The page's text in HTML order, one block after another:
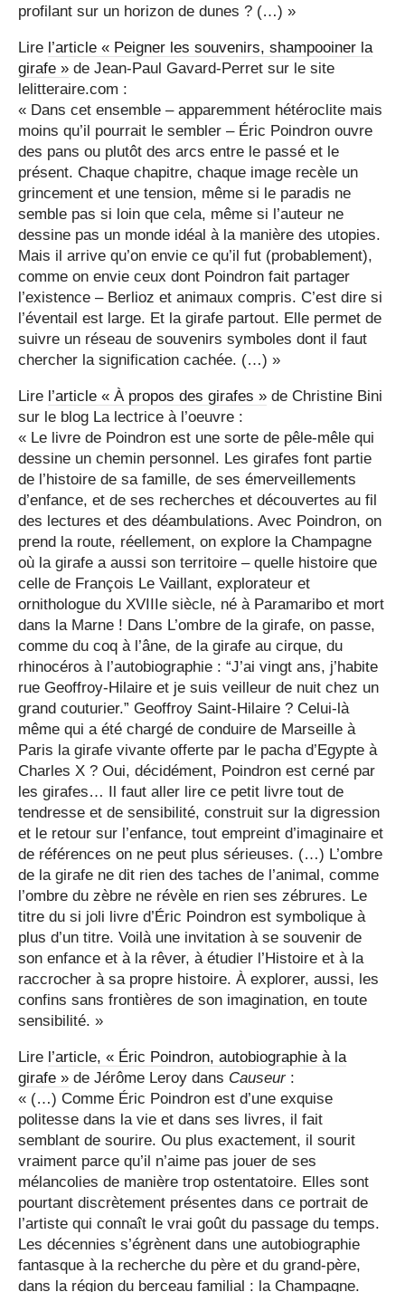
profilant sur un horizon de dunes ? (…) »
Lire l’article « Peigner les souvenirs, shampooiner la
girafe » de Jean-Paul Gavard-Perret sur le site
lelitteraire.com :
« Dans cet ensemble – apparemment hétéroclite mais
moins qu’il pourrait le sembler – Éric Poin­dron ouvre
des pans ou plutôt des arcs entre le passé et le
présent. Chaque chapitre, chaque image recèle un
grincement et une tension, même si le paradis ne
semble pas si loin que cela, même si l’auteur ne
dessine pas un monde idéal à la manière des utopies.
Mais il arrive qu’on envie ce qu’il fut (probablement),
comme on envie ceux dont Poin­dron fait partager
l’existence – Berlioz et animaux compris. C’est dire si
l’éventail est large. Et la girafe partout. Elle permet de
suivre un réseau de sou­ve­nirs symboles dont il faut
chercher la signification cachée. (…) »
Lire l’article « À propos des girafes » de Christine Bini
sur le blog La lectrice à l’oeuvre :
« Le livre de Poindron est une sorte de pêle-mêle qui
dessine un chemin personnel. Les girafes font partie
de l’histoire de sa famille, de ses émerveillements
d’enfance, et de ses recherches et découvertes au fil
des lectures et des déambulations. Avec Poindron, on
prend la route, réellement, on explore la Champagne
où la girafe a aussi son territoire – quelle histoire que
celle de François Le Vaillant, explorateur et
ornithologue du XVIIIe siècle, né à Paramaribo et mort
dans la Marne ! Dans L’ombre de la girafe, on passe,
comme du coq à l’âne, de la girafe au cirque, du
rhinocéros à l’autobiographie : “J’ai vingt ans, j’habite
rue Geoffroy-Hilaire et je suis veilleur de nuit chez un
grand couturier.” Geoffroy Saint-Hilaire ? Celui-là
même qui a été chargé de conduire de Marseille à
Paris la girafe vivante offerte par le pacha d’Egypte à
Charles X ? Oui, décidément, Poindron est cerné par
les girafes… Il faut aller lire ce petit livre tout de
tendresse et de sensibilité, construit sur la digression
et le retour sur l’enfance, tout empreint d’imaginaire et
de références on ne peut plus sérieuses. (…) L’ombre
de la girafe ne dit rien des taches de l’animal, comme
l’ombre du zèbre ne révèle en rien ses zébrures. Le
titre du si joli livre d’Éric Poindron est symbolique à
plus d’un titre. Voilà une invitation à se souvenir de
son enfance et à la rêver, à étudier l’Histoire et à la
raccrocher à sa propre histoire. À explorer, aussi, les
confins sans frontières de son imagination, en toute
sensibilité. »
Lire l’article, « Éric Poindron, autobiographie à la
girafe » de Jérôme Leroy dans Causeur:
« (…) Comme Éric Poindron est d’une exquise
politesse dans la vie et dans ses livres, il fait
semblant de sourire. Ou plus exactement, il sourit
vraiment parce qu’il n’aime pas jouer de ses
mélancolies de manière trop ostentatoire. Elles sont
pourtant discrètement présentes dans ce portrait de
l’artiste qui connaît le vrai goût du passage du temps.
Les décennies s’égrènent dans une autobiographie
fantasque à la recherche du père et du grand-père,
dans la région du berceau familial : la Champagne.